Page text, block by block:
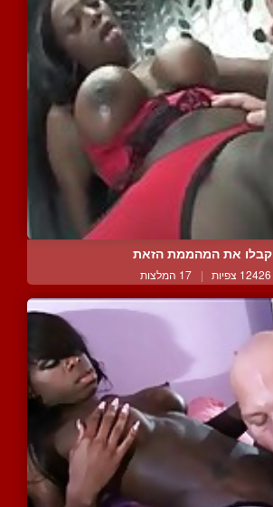
קבלו את המהממת הזאת
12426 צפיות | 17 המלצות